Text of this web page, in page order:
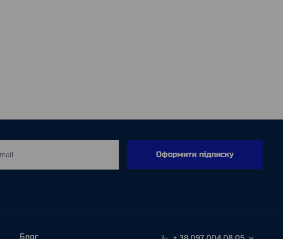
Оформити підписку
Блог